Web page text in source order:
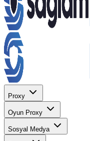
Proxy
Oyun Proxy
Sosyal Medya